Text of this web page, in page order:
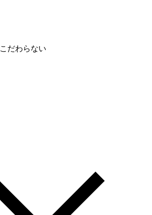
こだわらない